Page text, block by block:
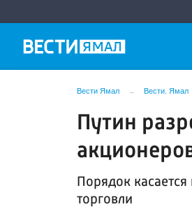
Вести Ямал Вести. Ямал
Путин
Порядок
торговли